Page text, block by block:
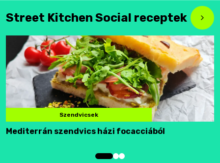
Street Kitchen Social receptek
Szendvicsek
Mediterrán szendvics házi focacciából